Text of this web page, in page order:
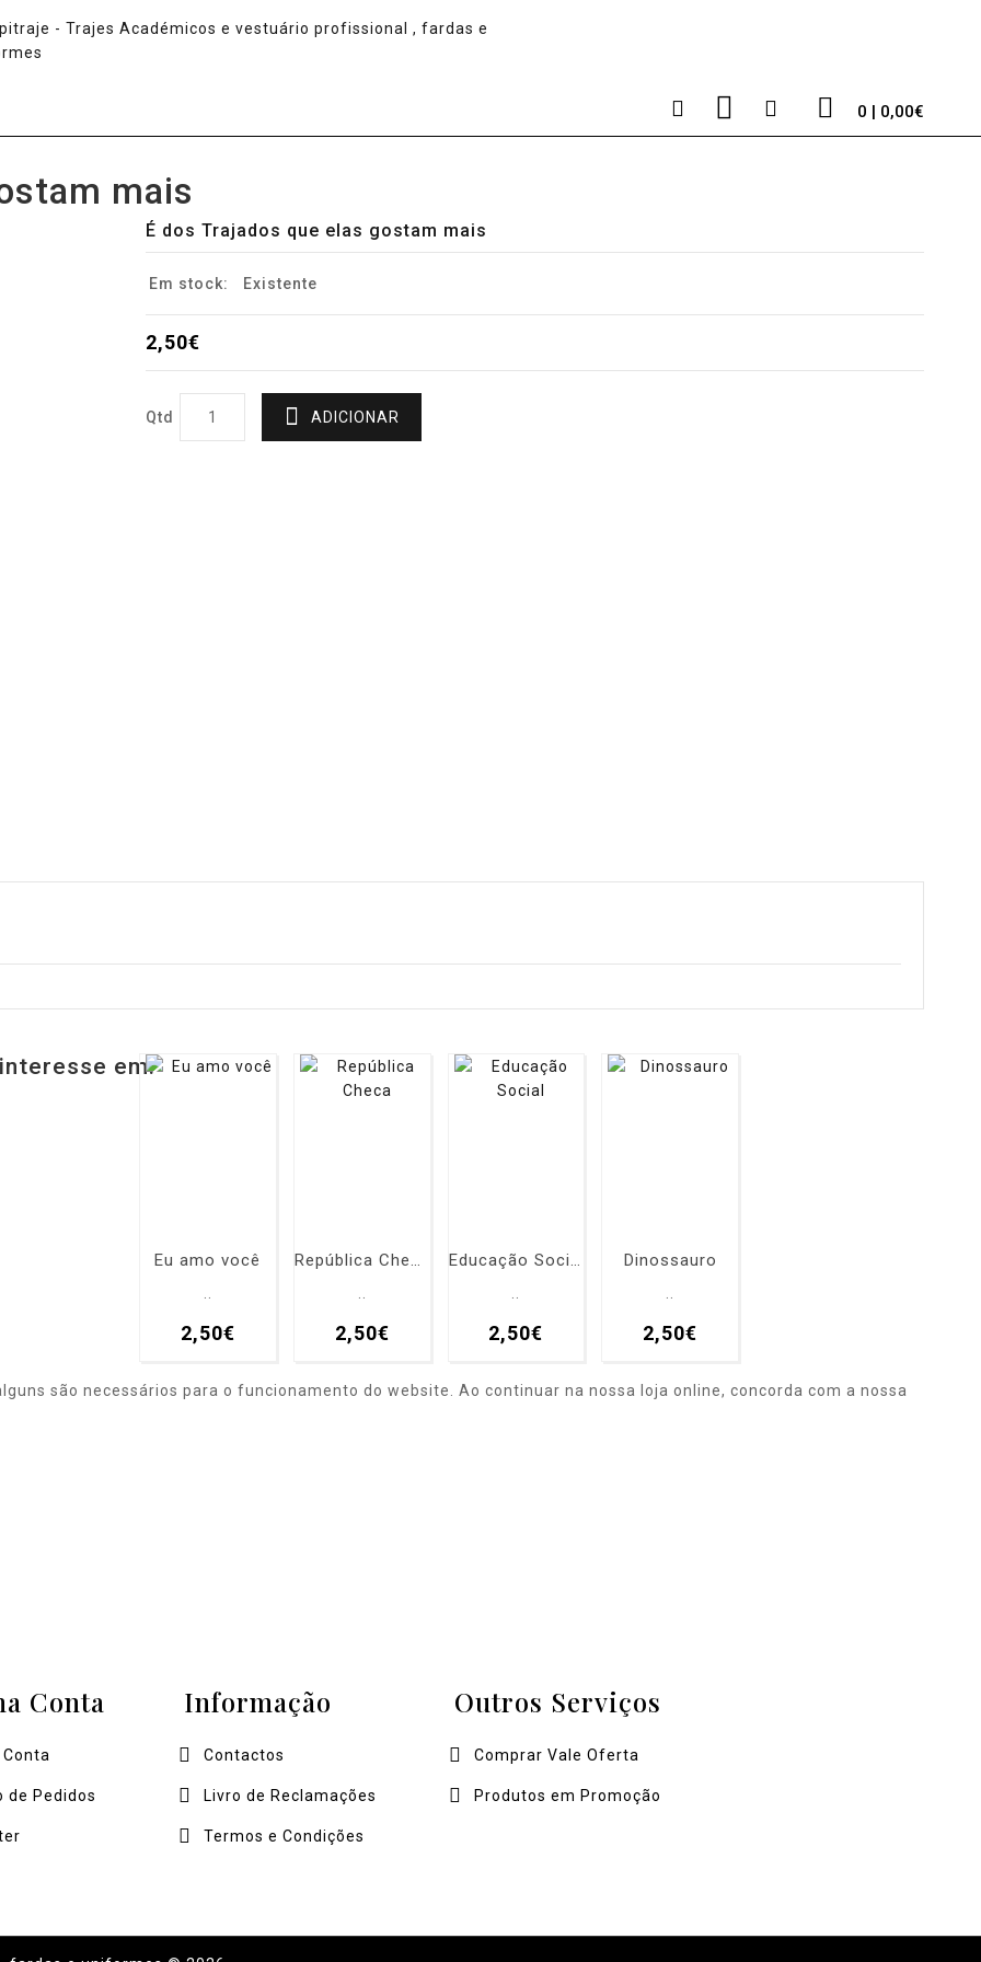
0 | 0,00€
mais
É dos Trajados que elas gostam mais
Em stock: Existente
2,50€
Qtd ADICIONAR
em:
Eu amo você
2,50€
República Checa
2,50€
Educação Social
2,50€
Dinossauro
2,50€
são necessários para o funcionamento do website. Ao continuar na nossa loja online, concorda com a nossa
Conta
de Pedidos
Informação
Contactos
Livro de Reclamações
Termos e Condições
Outros Serviços
Comprar Vale Oferta
Produtos em Promoção